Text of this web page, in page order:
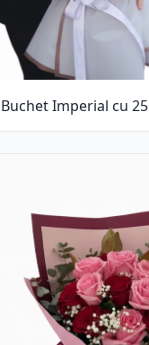
Buchet Imperial cu 25
Trandafiri